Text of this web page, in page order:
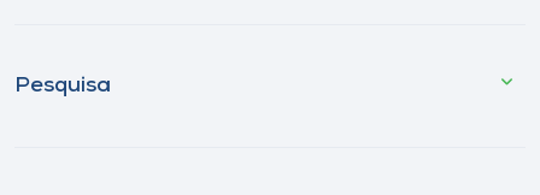
Pesquisa